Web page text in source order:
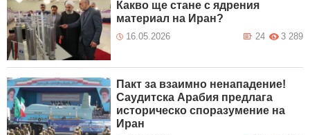
Какво ще стане с ядрения
материал на Иран?
16.05.2026 3 289
24
Пакт за взаимно ненападение!
Саудитска Арабия предлага
историческо споразумение на
Иран